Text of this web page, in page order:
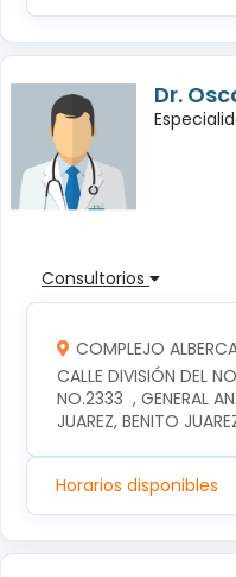
Dr.
Consultorios
COMPLEJO
CALLE DIVISIÓN DEL
NO.2333  , GENERAL
JUAREZ, BENITO
Horarios disponibles